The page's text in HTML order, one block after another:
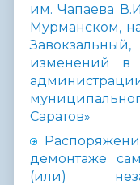
им. Чапаева
Мурманском,
изменений в
Саратов»
демонтаже
(или)